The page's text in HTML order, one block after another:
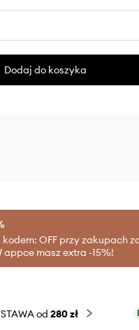
Dodaj do koszyka
kodem: OFF przy zakupach
appce masz extra -15%!
od 280 zł